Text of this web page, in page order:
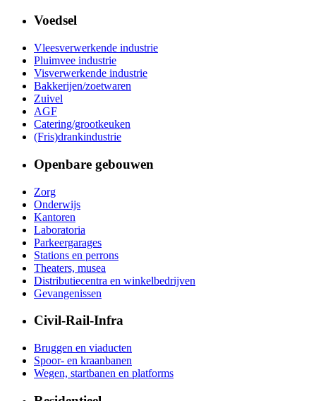
Voedsel
Vleesverwerkende industrie
Pluimvee industrie
Visverwerkende industrie
Bakkerijen/zoetwaren
Zuivel
AGF
Catering/grootkeuken
(Fris)drankindustrie
Openbare gebouwen
Zorg
Onderwijs
Kantoren
Laboratoria
Parkeergarages
Stations en perrons
Theaters, musea
Distributiecentra en winkelbedrijven
Gevangenissen
Civil-Rail-Infra
Bruggen en viaducten
Spoor- en kraanbanen
Wegen, startbanen en platforms